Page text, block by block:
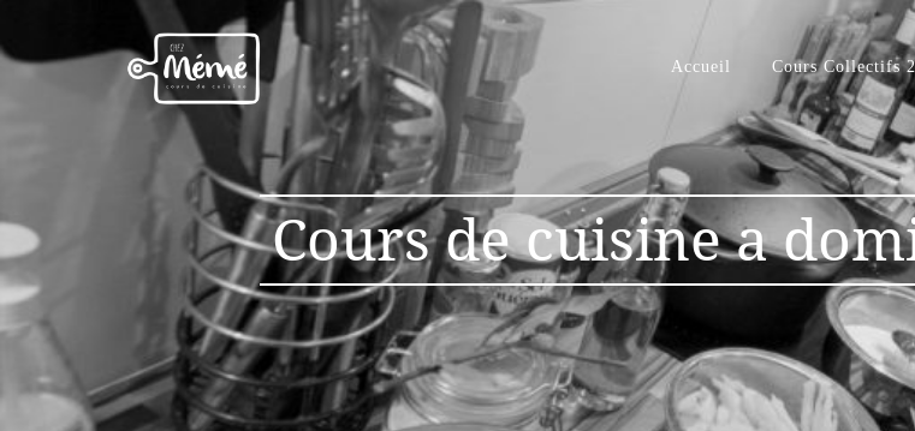
Accueil Cours Collectifs
Cours de cuisine a